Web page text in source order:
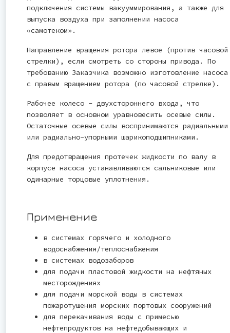
подключения системы вакууммирования, а также для
выпуска воздуха при заполнении насоса
«самотеком».
Направление вращения ротора левое (против часовой
стрелки), если смотреть со стороны привода. По
требованию Заказчика возможно изготовление насоса
с правым вращением ротора (по часовой стрелке).
Рабочее колесо - двухстороннего входа, что
позволяет в основном уравновесить осевые силы.
Остаточные осевые силы воспринимаются радиальными
или радиально-упорными шарикоподшипниками.
Для предотвращения протечек жидкости по валу в
корпусе насоса устанавливаются сальниковые или
одинарные торцовые уплотнения.
Применение
в системах горячего и холодного
водоснабжения/теплоснабжения
в системах водозаборов
для подачи пластовой жидкости на нефтяных
месторождениях
для подачи морской воды в системах
пожаротушения морских портовых сооружений
для перекачивания воды с примесью
нефтепродуктов на нефтедобывающих и